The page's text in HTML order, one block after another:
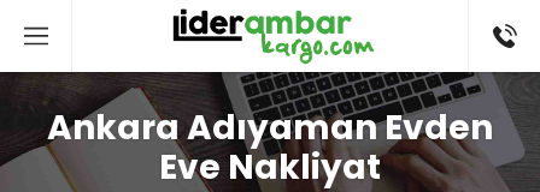
Ankara Adıyaman Evden
Eve Nakliyat